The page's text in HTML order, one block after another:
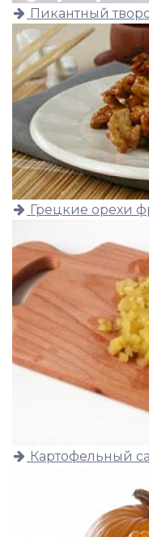
Пикантный
Грецкие орехи
Картофельный